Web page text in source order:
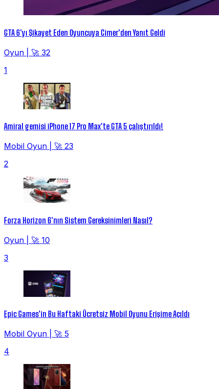
GTA 6'yı Şikayet Eden Oyuncuya Cimer'den Yanıt Geldi
Oyun
🚀 32
1
Amiral gemisi iPhone 17 Pro Max'te GTA 5 çalıştırıldı!
Mobil Oyun
🚀 23
2
Forza Horizon 6'nın Sistem Gereksinimleri Nasıl?
Oyun
🚀 10
3
Epic Games'in Bu Haftaki Ücretsiz Mobil Oyunu Erişime Açıldı
Mobil Oyun
🚀 5
4